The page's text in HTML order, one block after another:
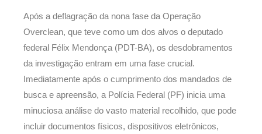
Após a deflagração da nona fase da Operação
Overclean, que teve como um dos alvos o deputado
federal Félix Mendonça (PDT-BA), os desdobramentos
da investigação entram em uma fase crucial.
Imediatamente após o cumprimento dos mandados de
busca e apreensão, a Polícia Federal (PF) inicia uma
minuciosa análise do vasto material recolhido, que pode
incluir documentos físicos, dispositivos eletrônicos,